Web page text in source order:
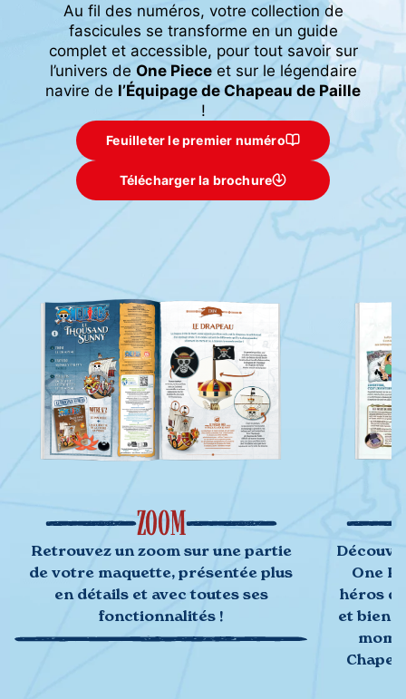
Au fil des numéros, votre collection de
fascicules se transforme en un guide
complet et accessible, pour tout savoir sur
l’univers de One Pieceet sur le légendaire
navire de l’Équipage de Chapeau de Paille
!
Feuilleter le premier numéro
Télécharger la brochure
ZOOM
Retrouvez un zoom sur une partie
de votre maquette, présentée plus
en détails et avec toutes ses
fonctionnalités !
One
héros
et bien